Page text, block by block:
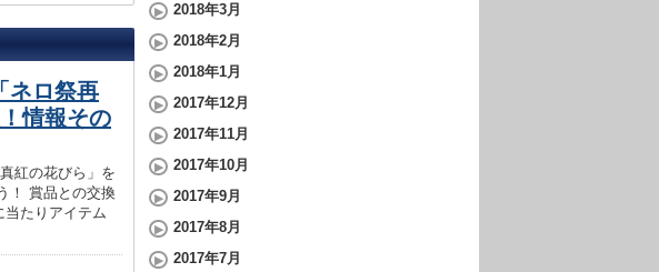
ネロ祭再
情報その
紅の花びら」を
！ 賞品との交換
当たりアイテム
2018年3月
2018年2月
2018年1月
2017年12月
2017年11月
2017年10月
2017年9月
2017年8月
2017年7月